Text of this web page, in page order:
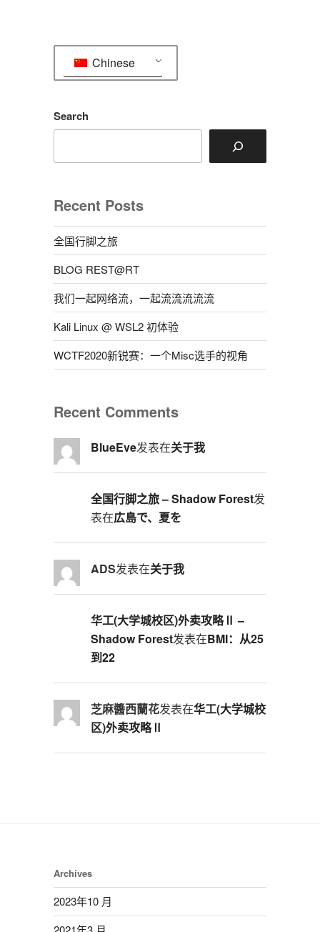
Chinese
Search
Recent Posts
全国行脚之旅
BLOG REST@RT
我们一起网络流，一起流流流流流
Kali Linux @ WSL2 初体验
WCTF2020新锐赛：一个Misc选手的视角
Recent Comments
BlueEve发表在关于我
全国行脚之旅 – Shadow Forest发
表在広島で、夏を
ADS发表在关于我
华工(大学城校区)外卖攻略Ⅱ –
Shadow Forest发表在BMI：从25
到22
芝麻醬西蘭花发表在华工(大学城校
区)外卖攻略Ⅱ
Archives
2023年10 月